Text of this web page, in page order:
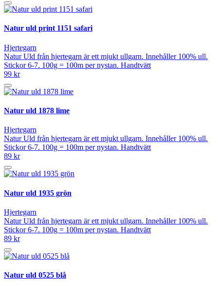
Natur uld print 1151 safari
Hjertegarn
Natur Uld från hjertegarn är ett mjukt ullgarn. Innehåller 100% ull.
Stickor 6-7. 100g = 100m per nystan. Handtvätt
99 kr
Natur uld 1878 lime
Hjertegarn
Natur Uld från hjertegarn är ett mjukt ullgarn. Innehåller 100% ull.
Stickor 6-7. 100g = 100m per nystan. Handtvätt
89 kr
Natur uld 1935 grön
Hjertegarn
Natur Uld från hjertegarn är ett mjukt ullgarn. Innehåller 100% ull.
Stickor 6-7. 100g = 100m per nystan. Handtvätt
89 kr
Natur uld 0525 blå